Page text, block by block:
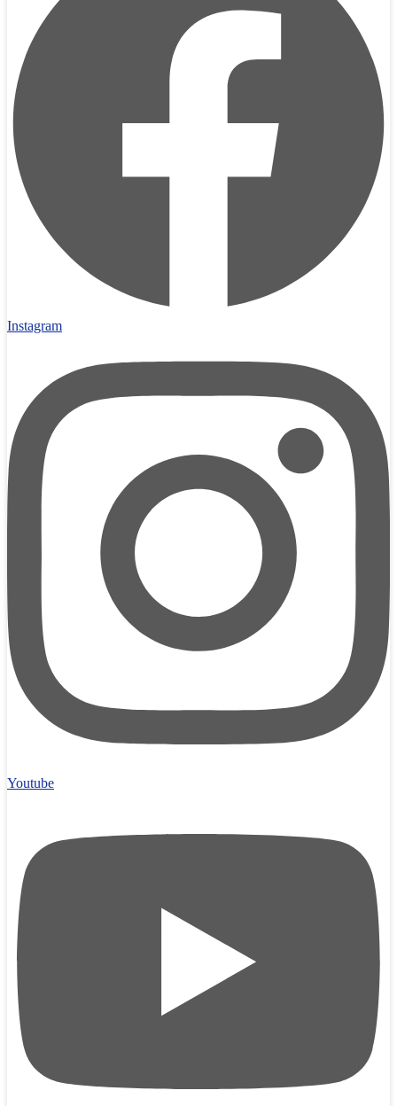
Instagram
Youtube